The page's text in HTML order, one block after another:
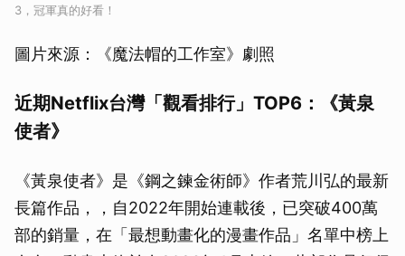
3，冠軍真的好看！
圖片來源：《魔法帽的工作室》劇照
近期Netflix台灣「觀看排行」TOP6：《黃泉
使者》
《黃泉使者》是《鋼之鍊金術師》作者荒川弘的最新
長篇作品，，自2022年開始連載後，已突破400萬
部的銷量，在「最想動畫化的漫畫作品」名單中榜上